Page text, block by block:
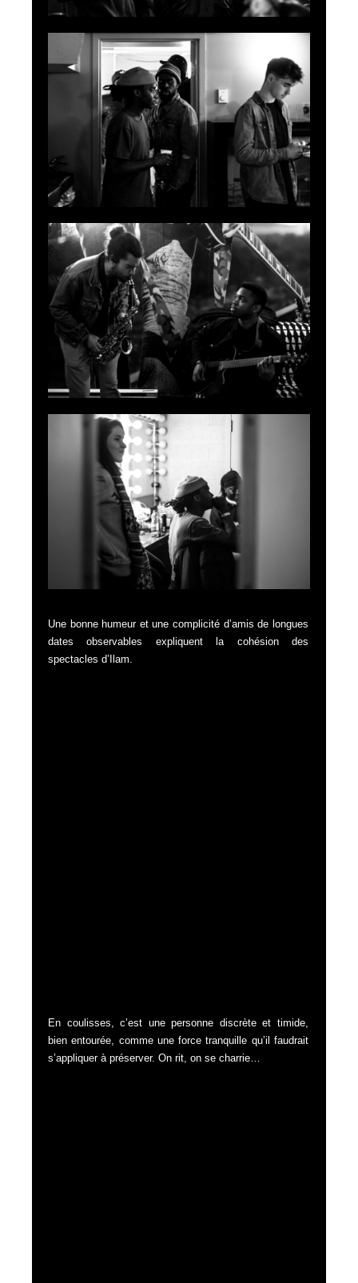
Une bonne humeur et une complicité d’amis de longues
dates observables expliquent la cohésion des
spectacles d’Ilam.
En coulisses, c’est une personne discrète et timide,
bien entourée, comme une force tranquille qu’il faudrait
s’appliquer à préserver. On rit, on se charrie…